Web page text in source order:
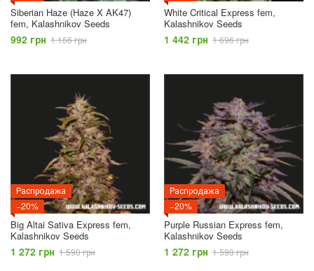
Siberian Haze (Haze X AK47)
fem, Kalashnikov Seeds
992 грн 1 166 грн
White Critical Express fem,
Kalashnikov Seeds
1 442 грн 1 696 грн
Распродажа
−20%
Big Altai Sativa Express fem,
Kalashnikov Seeds
1 272 грн 1 590 грн
Распродажа
−20%
Purple Russian Express fem,
Kalashnikov Seeds
1 272 грн 1 590 грн